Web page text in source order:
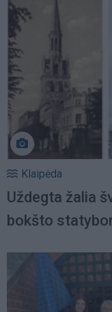
Klaipėda
Uždegta žalia
bokšto